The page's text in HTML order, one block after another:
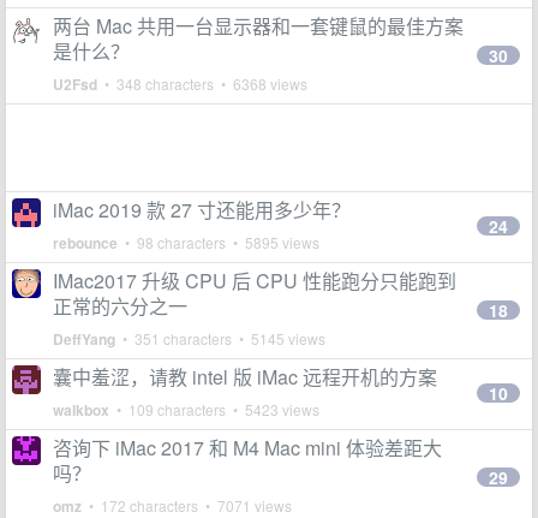
两台 Mac 共用一台显示器和一套键鼠的最佳方案
是什么？
U2Fsd • 348 characters • 6368 views
30
iMac 2019 款 27 寸还能用多少年？
rebounce • 98 characters • 5895 views
24
IMac2017 升级 CPU 后 CPU 性能跑分只能跑到
正常的六分之一
DeffYang • 351 characters • 5145 views
18
囊中羞涩，请教 intel 版 iMac 远程开机的方案
walkbox • 109 characters • 5423 views
10
咨询下 iMac 2017 和 M4 Mac mini 体验差距大
吗？
omz • 172 characters • 7071 views
29